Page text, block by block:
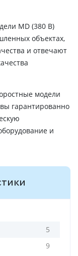
MD (380 В)
объектах,
и отвечают
модели
гарантированно
и
5
9